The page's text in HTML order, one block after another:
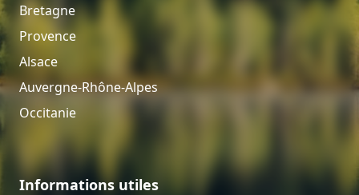
Bretagne
Provence
Alsace
Auvergne-Rhône-Alpes
Occitanie
Informations utiles